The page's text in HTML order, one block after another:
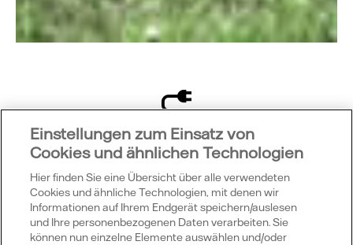
Was bedeutet das?
1 Megawatt = 1000 Kilowatt; Das Watt ist die Einheit
der Leistung. Sie wurde nach dem schottischen
Wissenschaftler und Ingenieur James Watt
benannt. Als Einheitenzeichen wird der
Einstellungen zum Einsatz von
Cookies und ähnlichen Technologien
Hier finden Sie eine Übersicht über alle verwendeten
Cookies und ähnliche Technologien, mit denen wir
Informationen auf Ihrem Endgerät speichern/auslesen
und Ihre personenbezogenen Daten verarbeiten. Sie
können nun einzelne Elemente auswählen und/oder